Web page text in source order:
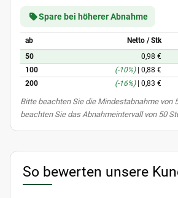
Spare bei höherer Abnahme
ab Netto / Stk
50
0,98 €
100
(-10%) 0,88 €
200
(-16%) 0,83 €
xBitte beachten Sie die Mindestabnahme von
beachten Sie das Abnahmeintervall von 50
So bewerten unsere